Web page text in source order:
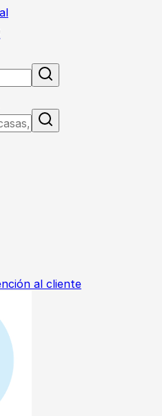
al cliente